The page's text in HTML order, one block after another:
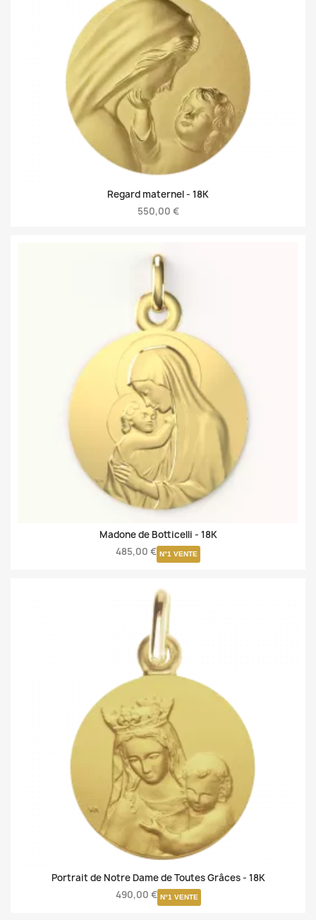
Regard maternel - 18K
550,00 €
Madone de Botticelli - 18K
485,00 € N°1 VENTE
Portrait de Notre Dame de Toutes Grâces - 18K
490,00 € N°1 VENTE